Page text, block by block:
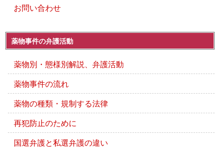
お問い合わせ
薬物事件の弁護活動
薬物別・態様別解説、弁護活動
薬物事件の流れ
薬物の種類・規制する法律
再犯防止のために
国選弁護と私選弁護の違い